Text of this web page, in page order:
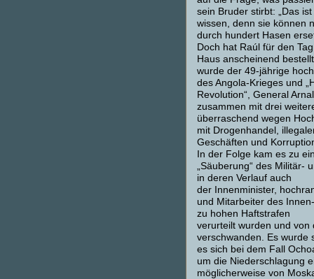
sein Bruder stirbt: „Das
wissen, denn sie können
durch hundert Hasen
Doch hat Raúl für den Tag
Haus anscheinend
wurde der 49-jährige
des Angola-Krieges und
Revolution“, General
zusammen mit drei
überraschend wegen
mit Drogenhandel,
Geschäften und
In der Folge kam es zu
„Säuberung“ des Militär-
in deren Verlauf auch
der Innenminister,
und Mitarbeiter des
zu hohen Haftstrafen
verurteilt wurden und von
verschwanden. Es wurde
es sich bei dem Fall
um die Niederschlagung
möglicherweise von